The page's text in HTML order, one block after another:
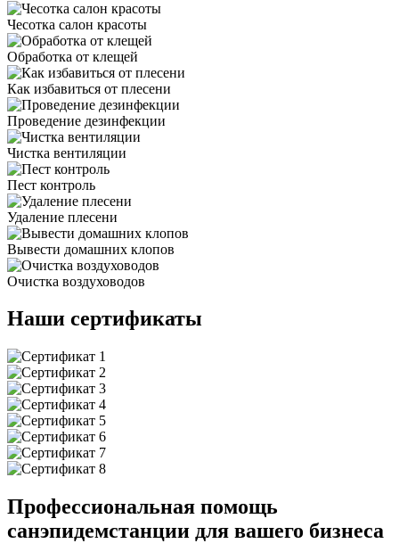
Чесотка салон красоты
Обработка от клещей
Как избавиться от плесени
Проведение дезинфекции
Чистка вентиляции
Пест контроль
Удаление плесени
Вывести домашних клопов
Очистка воздуховодов
Наши сертификаты
Профессиональная помощь
санэпидемстанции для вашего бизнеса